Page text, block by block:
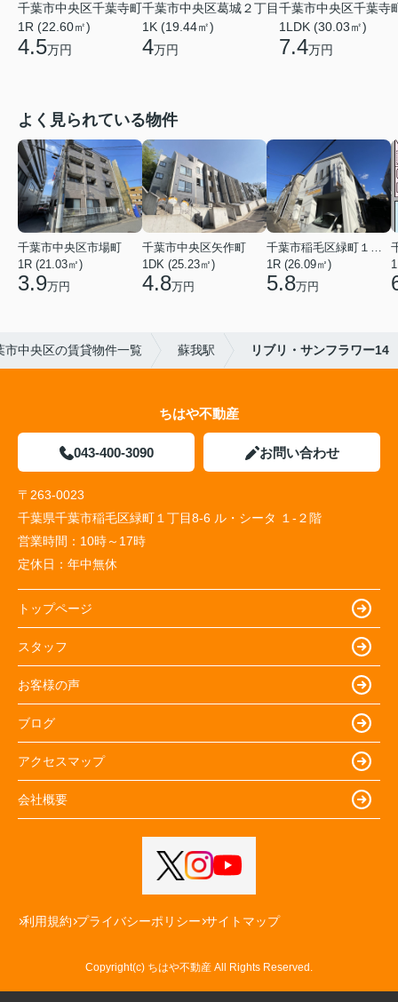
千葉市中央区千葉寺町
1R (22.60㎡)
4.5万円
千葉市中央区葛城２丁目
1K (19.44㎡)
4万円
千葉市中央区千葉寺
1LDK (30.03㎡)
7.4万円
よく見られている物件
千葉市中央区市場町
1R (21.03㎡)
3.9万円
千葉市中央区矢作町
1DK (25.23㎡)
4.8万円
千葉市稲毛区緑町１丁目
1R (26.09㎡)
5.8万円
市中央区の賃貸物件一覧 蘇我駅 リブリ・サンフラワー14
ちはや不動産
043-400-3090 お問い合わせ
〒263-0023
千葉県千葉市稲毛区緑町１丁目8-6 ル・シータ １-２階
営業時間： 10時～17時
定休日： 年中無休
トップページ
スタッフ
お客様の声
ブログ
アクセスマップ
会社概要
利用規約 プライバシーポリシー サイトマップ
Copyright(c) ちはや不動産 All Rights Reserved.